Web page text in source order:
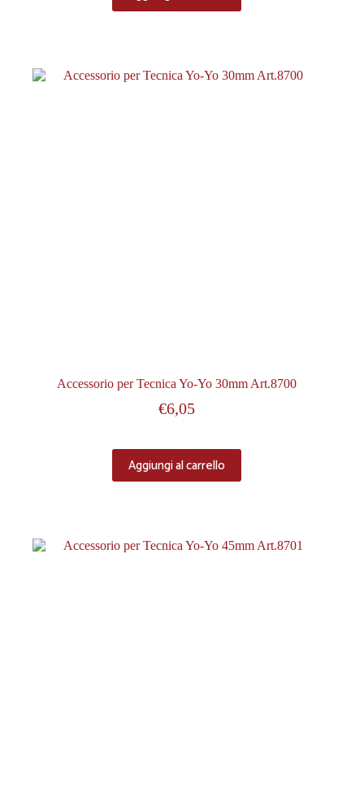
Accessorio per Tecnica Yo-Yo 30mm Art.8700
€6,05
Aggiungi al carrello